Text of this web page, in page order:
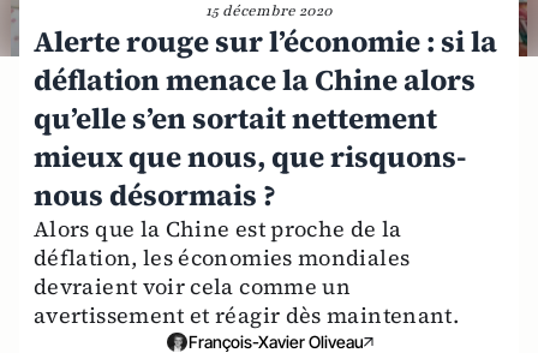
15 décembre 2020
Alerte rouge sur l’économie : si la
déflation menace la Chine alors
qu’elle s’en sortait nettement
mieux que nous, que risquons-
nous désormais ?
Alors que la Chine est proche de la
déflation, les économies mondiales
devraient voir cela comme un
avertissement et réagir dès maintenant.
François-Xavier Oliveau